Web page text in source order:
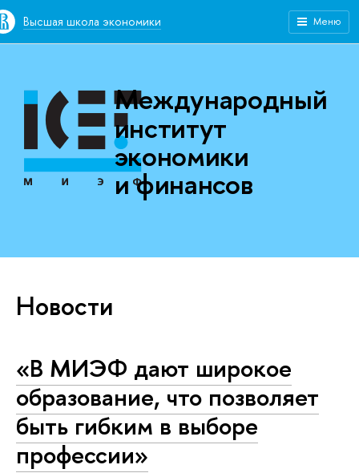
Высшая школа экономики Меню
Международный
институт
экономики
и финансов
Новости
«В МИЭФ дают широкое
образование, что позволяет
быть гибким в выборе
профессии»